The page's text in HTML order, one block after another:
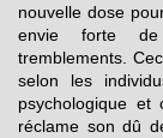
nouvelle dose
envie forte de
tremblements.
selon les
psychologique et
réclame son dû